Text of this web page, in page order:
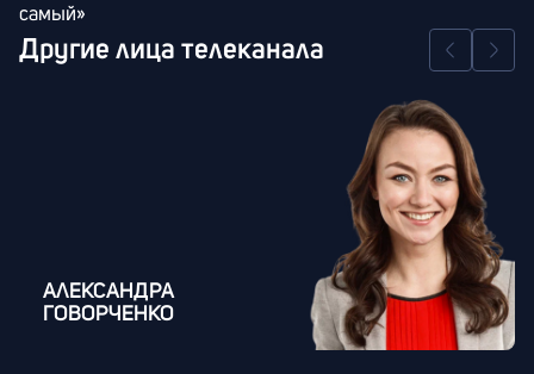
самый»
Другие лица телеканала
АЛЕКСАНДРА
ГОВОРЧЕНКО